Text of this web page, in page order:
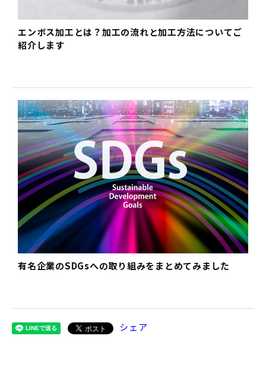
エンボス加工とは？加工の流れと加工方法についてご
紹介します
有名企業のSDGsへの取り組みをまとめてみました
シェア